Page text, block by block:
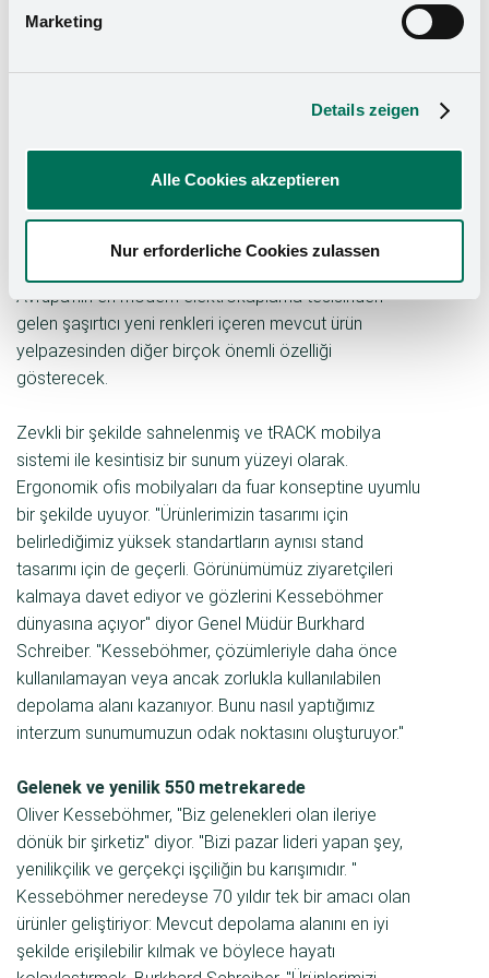
Marketing
Details zeigen
Alle Cookies akzeptieren
Nur erforderliche Cookies zulassen
ürünlerin sektörü ikna edeceğini belgeliyoruz."
Akıllı çözümler - Temel yetkinliğin güçlendirilmesi
ve daha fazla yaşam ortamına dönüştürülmesi.
daha ileri gelişmeleri olacak: Kesseböhmer, ultra ince
FREEslim kapak armatürüne ek olarak, şık CONERO
gardırop düzenleyicisini, K-Line armatür ailesini, LiniQ
Avrupa'nın en modern elektrokaplama tesisinden
gelen şaşırtıcı yeni renkleri içeren mevcut ürün
yelpazesinden diğer birçok önemli özelliği
gösterecek.
Zevkli bir şekilde sahnelenmiş ve tRACK mobilya
sistemi ile kesintisiz bir sunum yüzeyi olarak.
Ergonomik ofis mobilyaları da fuar konseptine uyumlu
bir şekilde uyuyor. "Ürünlerimizin tasarımı için
belirlediğimiz yüksek standartların aynısı stand
tasarımı için de geçerli. Görünümümüz ziyaretçileri
kalmaya davet ediyor ve gözlerini Kesseböhmer
dünyasına açıyor" diyor Genel Müdür Burkhard
Schreiber. "Kesseböhmer, çözümleriyle daha önce
kullanılamayan veya ancak zorlukla kullanılabilen
depolama alanı kazanıyor. Bunu nasıl yaptığımız
interzum sunumumuzun odak noktasını oluşturuyor."
Gelenek ve yenilik 550 metrekarede
Oliver Kesseböhmer, "Biz gelenekleri olan ileriye
dönük bir şirketiz" diyor. "Bizi pazar lideri yapan şey,
yenilikçilik ve gerçekçi işçiliğin bu karışımıdır. "
Kesseböhmer neredeyse 70 yıldır tek bir amacı olan
ürünler geliştiriyor: Mevcut depolama alanını en iyi
şekilde erişilebilir kılmak ve böylece hayatı